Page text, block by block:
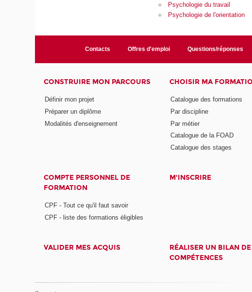
Psychologie du travail
Psychologie de l'orientation
Contacts Offres d'emploi Questions/réponses
CONSTRUIRE MON PARCOURS
Définir mon projet
Préparer un diplôme
Modalités d'enseignement
CHOISIR MA
Catalogue des formations
Par discipline
Par métier
Catalogue de la FOAD
Catalogue des stages
COMPTE PERSONNEL DE
FORMATION
CPF - Tout ce qu'il faut savoir
CPF - liste des formations éligibles
M'INSCRIRE
VALIDER MES ACQUIS
RÉALISER UN BILAN DE
COMPÉTENCES